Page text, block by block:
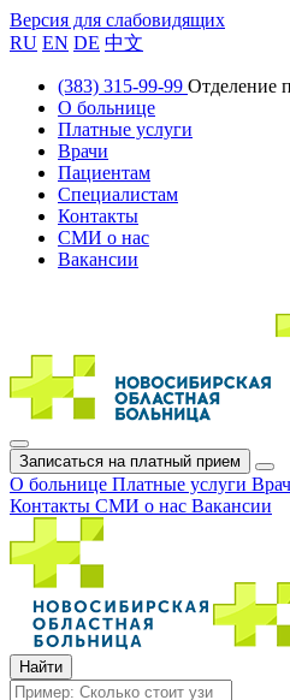
Версия для слабовидящих
RU EN DE 中文
(383) 315-99-99 Отделение
О больнице
Платные услуги
Врачи
Пациентам
Специалистам
Контакты
СМИ о нас
Вакансии
Записаться на платный прием
О больнице Платные услуги
Контакты СМИ о нас Вакансии